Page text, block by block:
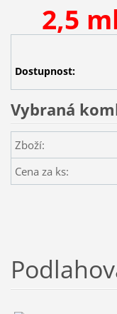
2,5
Dostupnost:
Vybraná
Zboží:
Cena za ks: